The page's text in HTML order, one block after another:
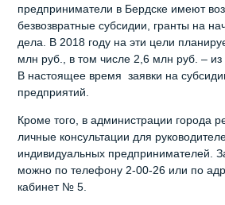
предприниматели в Бердске имеют
безвозвратные субсидии, гранты на
дела. В 2018 году на эти цели
млн руб., в том числе 2,6 млн руб. – из
В настоящее время заявки на
предприятий.
Кроме того, в администрации города
личные консультации для
индивидуальных предпринимателей.
можно по телефону 2-00-26 или по
кабинет № 5.